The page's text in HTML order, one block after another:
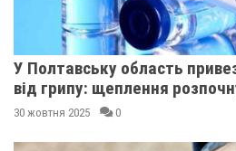
У Полтавську область
від грипу: щеплення
30 жовтня 2025 0